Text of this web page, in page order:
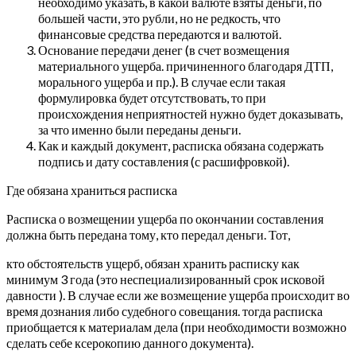
большей части, это рубли, но не редкость, что
финансовые средства передаются и валютой.
Основание передачи денег (в счет возмещения
материального ущерба. причиненного благодаря ДТП,
морального ущерба и пр.). В случае если такая
формулировка будет отсутствовать, то при
происхождения неприятностей нужно будет доказывать,
за что именно были переданы деньги.
Как и каждый документ, расписка обязана содержать
подпись и дату составления (с расшифровкой).
Где обязана храниться расписка
Расписка о возмещении ущерба по окончании составления
должна быть передана тому, кто передал деньги. Тот,
кто обстоятельств ущерб, обязан хранить расписку как
минимум 3 года (это неспециализированный срок исковой
давности ). В случае если же возмещение ущерба происходит во
время дознания либо судебного совещания. тогда расписка
приобщается к материалам дела (при необходимости возможно
сделать себе ксерокопию данного документа).